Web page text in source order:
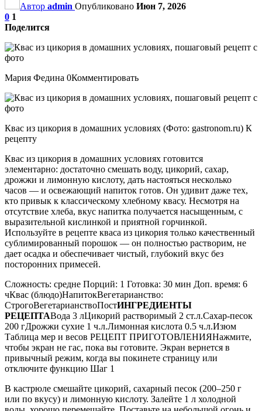
Автор admin Опубликовано Июн 7, 2026
0 1
Поделится
Мария Федина 0Комментировать
Квас из цикория в домашних условиях (Фото: gastronom.ru) К
рецепту
Квас из цикория в домашних условиях готовится
элементарно: достаточно смешать воду, цикорий, сахар,
дрожжи и лимонную кислоту, дать настояться несколько
часов — и освежающий напиток готов. Он удивит даже тех,
кто привык к классическому хлебному квасу. Несмотря на
отсутствие хлеба, вкус напитка получается насыщенным, с
выразительной кислинкой и приятной горчинкой.
Используйте в рецепте кваса из цикория только качественный
сублимированный порошок — он полностью растворим, не
дает осадка и обеспечивает чистый, глубокий вкус без
посторонних примесей.
Сложность: средне Порций: 1 Готовка: 30 мин Доп. время: 6
чКвас (блюдо)НапитокВегетарианство:
СтрогоВегетарианствоПостИНГРЕДИЕНТЫ
РЕЦЕПТАВода 3 лЦикорий растворимый 2 ст.л.Сахар-песок
200 гДрожжи сухие 1 ч.л.Лимонная кислота 0.5 ч.л.Изюм
Таблица мер и весов РЕЦЕПТ ПРИГОТОВЛЕНИЯНажмите,
чтобы экран не гас, пока вы готовите. Экран вернется в
привычный режим, когда вы покинете страницу или
отключите функцию Шаг 1
В кастрюле смешайте цикорий, сахарный песок (200–250 г
или по вкусу) и лимонную кислоту. Залейте 1 л холодной